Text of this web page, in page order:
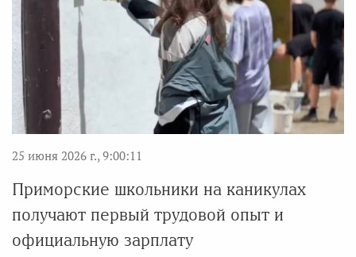
25 июня 2026 г., 9:00:11
Приморские школьники на каникулах
получают первый трудовой опыт и
официальную зарплату